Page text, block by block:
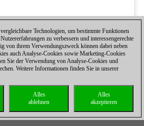
Alexander Zubov mit Schwarz lange
sich dann mit einem Konter befreien und
Technologien, um bestimmte Funktionen
zu verbessern und interessengerechte
von ihrem Verwendungszweck können dabei neben
auch Analyse-Cookies sowie Marketing-Cookies
Sie der Verwendung von Analyse-Cookies und
Weitere Informationen finden Sie in unserer
Alles
akzeptieren
Alles
ablehnen